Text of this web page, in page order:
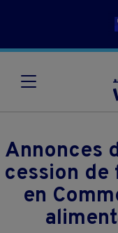
Annonces
cession de
en